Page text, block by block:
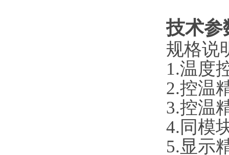
技术参
规格说
1.温度
2.控温
3.控温
4.同模
5.显示